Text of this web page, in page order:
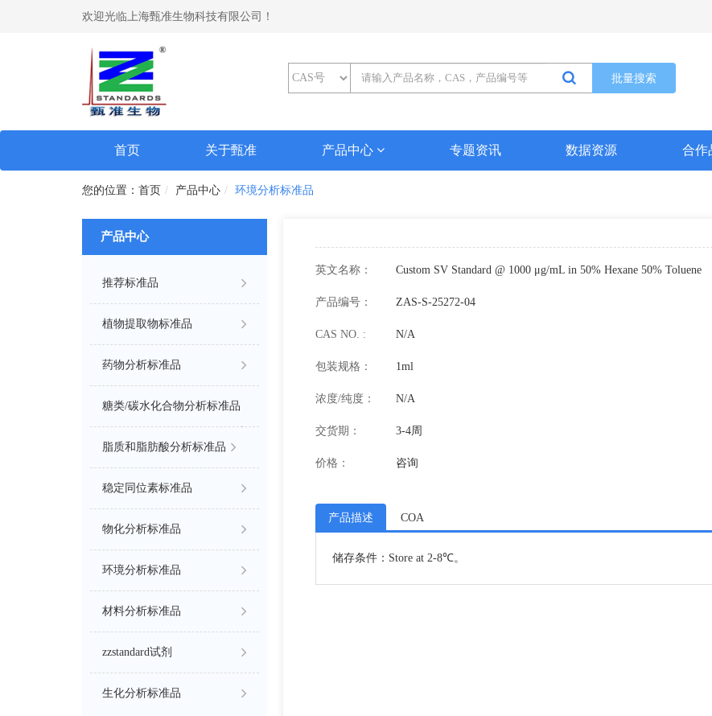
欢迎光临上海甄准生物科技有限公司！
批量搜索
首页(current) 关于甄准 产品中心 专题资讯 数据资源 合作
首页 产品中心 环境分析标准品
产品中心
推荐标准品
植物提取物标准品
药物分析标准品
糖类/碳水化合物分析标准品
脂质和脂肪酸分析标准品
稳定同位素标准品
物化分析标准品
环境分析标准品
材料分析标准品
zzstandard试剂
生化分析标准品
英文名称： Custom SV Standard @ 1000 μg/mL in 50% Hexane 50% Toluene
产品编号： ZAS-S-25272-04
CAS NO. : N/A
包装规格： 1ml
浓度/纯度： N/A
交货期： 3-4周
价格： 咨询
产品描述 COA
储存条件：Store at 2-8℃。